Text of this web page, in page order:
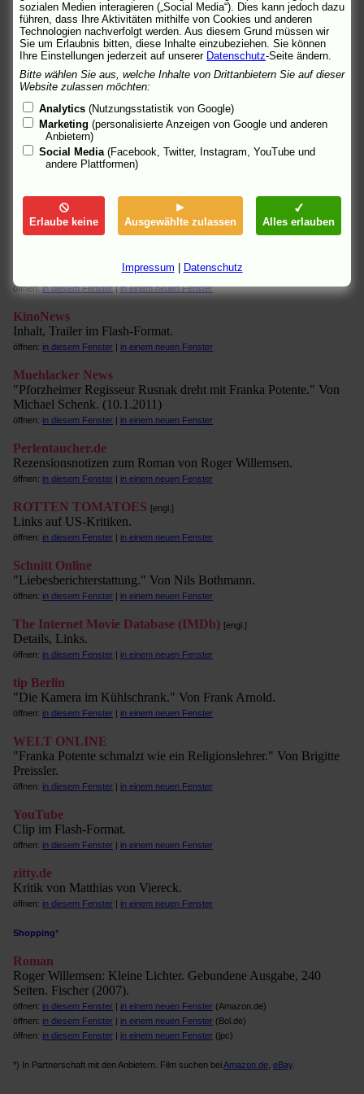
"Impotente Poesie." Von Johanna Zimmermann.
öffnen:in diesem Fenster|in einem neuen Fenster
FSK - Freiwillige Selbstkontrolle der Filmwirtschaft
"FSK ab 12 freigegeben, feiertagsfrei." Prüfergebnis,
Begründung.
Hamburger Abendblatt
"Franka Potente: Die Pausen dazwischen." Von Maike Schiller.
(Filmfest Hamburg)
in diesem Fenster|in einem neuen Fenster
infomedia-sh
"Poetisch gewollt, filmisch prätentiös." Von Sven Sonne.
in einem neuen Fenster
"Das Gefühlsdusselige." Von André Weikard.
öffnen:in diesem Fenster|in einem neuen Fenster
KinoNews
Inhalt, Trailer im Flash-Format.
öffnen: in diesem Fenster | in einem neuen Fenster
Muehlacker News
"Pforzheimer Regisseur Rusnak dreht mit Franka Potente." Von
Michael Schenk. (10.1.2011)
öffnen: in diesem Fenster | in einem neuen Fenster
Perlentaucher.de
Rezensionsnotizen zum Roman von Roger Willemsen.
öffnen: in diesem Fenster | in einem neuen Fenster
ROTTEN TOMATOES [engl.]
Links auf US-Kritiken.
öffnen: in diesem Fenster | in einem neuen Fenster
Schnitt Online
"Liebesberichterstattung." Von Nils Bothmann.
öffnen: in diesem Fenster | in einem neuen Fenster
The Internet Movie Database (IMDb) [engl.]
Details, Links.
öffnen: in diesem Fenster | in einem neuen Fenster
tip Berlin
"Die Kamera im Kühlschrank." Von Frank Arnold.
öffnen: in diesem Fenster | in einem neuen Fenster
WELT ONLINE
"Franka Potente schmalzt wie ein Religionslehrer." Von Brigitte
Preissler.
öffnen: in diesem Fenster | in einem neuen Fenster
YouTube
Clip im Flash-Format.
öffnen: in diesem Fenster | in einem neuen Fenster
zitty.de
Kritik von Matthias von Viereck.
öffnen: in diesem Fenster | in einem neuen Fenster
Shopping*
Roman
Roger Willemsen: Kleine Lichter. Gebundene Ausgabe, 240
Seiten. Fischer (2007).
öffnen: in diesem Fenster | in einem neuen Fenster (Amazon.de)
öffnen: in diesem Fenster | in einem neuen Fenster (Bol.de)
öffnen: in diesem Fenster | in einem neuen Fenster (jpc)
*) In Partnerschaft mit den Anbietern. Film suchen beiAmazon.de eBay
sozialen Medien interagieren („Social Media“). Dies kann jedoch dazu
führen, dass Ihre Aktivitäten mithilfe von Cookies und anderen
Technologien nachverfolgt werden. Aus diesem Grund müssen wir
Sie um Erlaubnis bitten, diese Inhalte einzubeziehen. Sie können
Ihre Einstellungen jederzeit auf unserer Datenschutz-Seite ändern.
Bitte wählen Sie aus, welche Inhalte von Drittanbietern Sie auf dieser
Website zulassen möchten:
Analytics (Nutzungsstatistik von Google)
Marketing (personalisierte Anzeigen von Google und anderen
Anbietern)
Social Media (Facebook, Twitter, Instagram, YouTube und
andere Plattformen)
Erlaube keine Ausgewählte zulassen Alles erlauben
Impressum Datenschutz